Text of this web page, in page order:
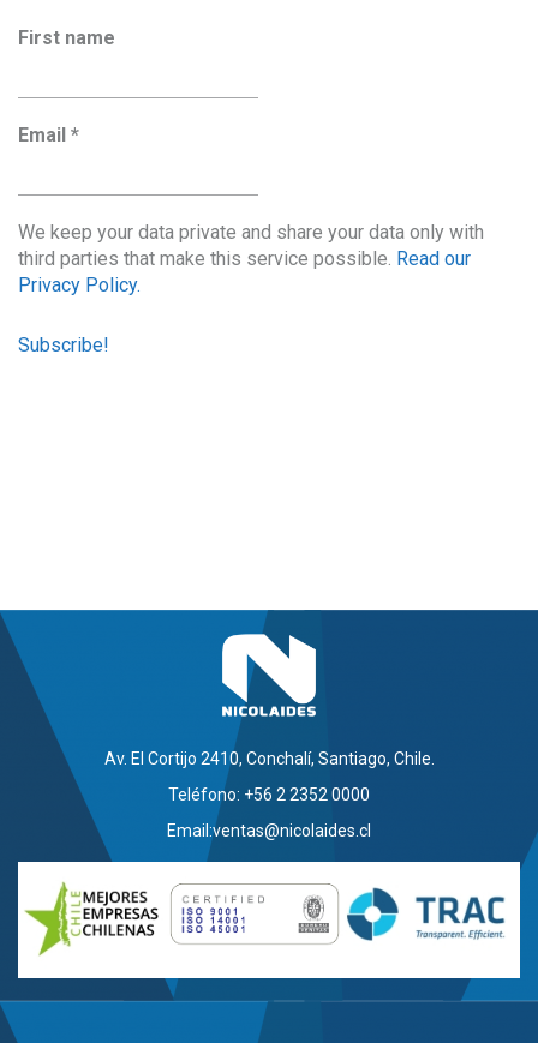
First name
Email *
We keep your data private and share your data only with
third parties that make this service possible. Read our
Privacy Policy.
Av. El Cortijo 2410, Conchalí, Santiago, Chile.
Teléfono: +56 2 2352 0000
Email:ventas@nicolaides.cl